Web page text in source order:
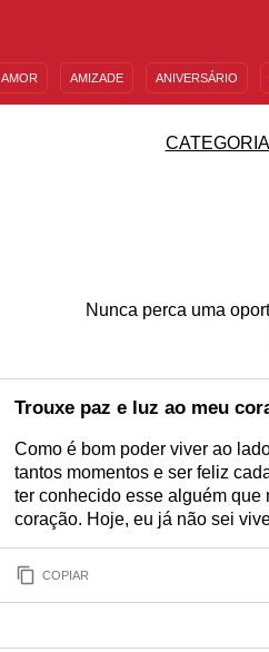
AMOR AMIZADE ANIVERSÁRIO
Nunca perca uma
Trouxe paz e luz ao meu
Como é bom poder viver ao
tantos momentos e ser feliz
ter conhecido esse alguém que
coração. Hoje, eu já não sei
COPIAR